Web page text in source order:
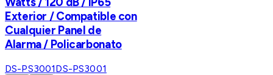
Exterior / Compatible con
Cualquier Panel de
Alarma / Policarbonato
DS-PS3001DS-PS3001